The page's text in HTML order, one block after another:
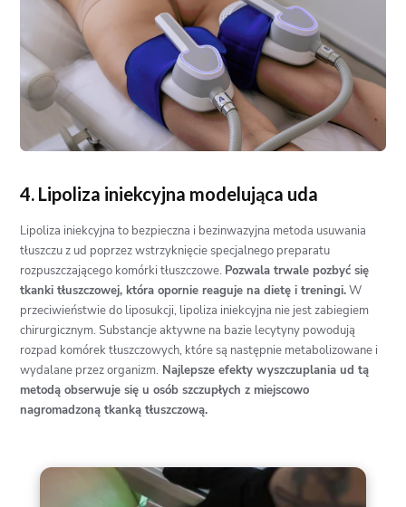
4. Lipoliza iniekcyjna modelująca uda
Lipoliza iniekcyjna to bezpieczna i bezinwazyjna metoda usuwania
tłuszczu z ud poprzez wstrzyknięcie specjalnego preparatu
rozpuszczającego komórki tłuszczowe. Pozwala trwale pozbyć się
tkanki tłuszczowej, która opornie reaguje na dietę i treningi.W
przeciwieństwie do liposukcji, lipoliza iniekcyjna nie jest zabiegiem
chirurgicznym. Substancje aktywne na bazie lecytyny powodują
rozpad komórek tłuszczowych, które są następnie metabolizowane i
wydalane przez organizm. Najlepsze efekty wyszczuplania ud tą
metodą obserwuje się u osób szczupłych z miejscowo
nagromadzoną tkanką tłuszczową.